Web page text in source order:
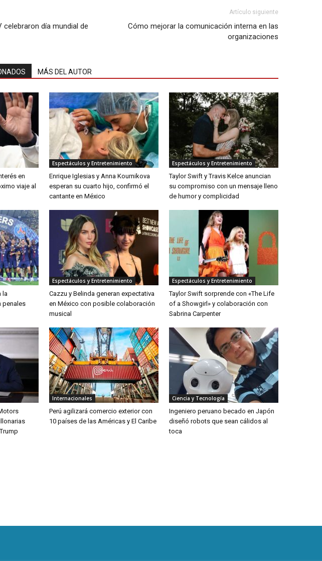
celebraron día mundial de
Artículo siguiente
Cómo mejorar la comunicación interna en las
organizaciones
MÁS DEL AUTOR
en
viaje al
Espectáculos y Entretenimiento
Enrique Iglesias y Anna Kournikova
esperan su cuarto hijo, confirmó el
cantante en México
Espectáculos y Entretenimiento
Taylor Swift y Travis Kelce anuncian
su compromiso con un mensaje lleno
de humor y complicidad
la
penales
Espectáculos y Entretenimiento
Cazzu y Belinda generan expectativa
en México con posible colaboración
musical
Espectáculos y Entretenimiento
Taylor Swift sorprende con «The Life
of a Showgirl» y colaboración con
Sabrina Carpenter
Internacionales
Perú agilizará comercio exterior con
10 países de las Américas y El Caribe
Ciencia y Tecnología
Ingeniero peruano becado en Japón
diseñó robots que sean cálidos al
toca